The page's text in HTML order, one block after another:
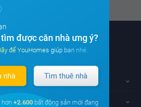
thấy tin bất động sản nào
được căn nhà ưng ý?
để YouHomes giúp bạn nhé.
nhà Tìm thuê nhà
hơn +2.600 bất động sản mới đang